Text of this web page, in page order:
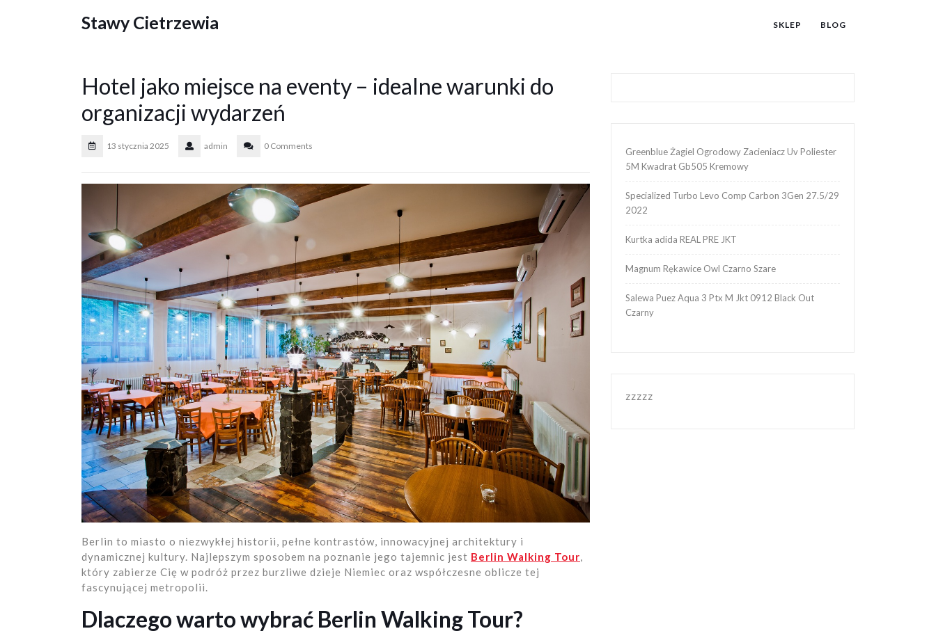
Stawy Cietrzewia SKLEP BLOG
Hotel jako miejsce na eventy – idealne warunki do
organizacji wydarzeń
13 stycznia 2025 admin 0 Comments
Berlin to miasto o niezwykłej historii, pełne kontrastów, innowacyjnej architektury i
dynamicznej kultury. Najlepszym sposobem na poznanie jego tajemnic jest Berlin Walking Tour,
który zabierze Cię w podróż przez burzliwe dzieje Niemiec oraz współczesne oblicze tej
fascynującej metropolii.
Dlaczego warto wybrać Berlin Walking Tour?
Greenblue Żagiel Ogrodowy Zacieniacz Uv Poliester
5M Kwadrat Gb505 Kremowy
Specialized Turbo Levo Comp Carbon 3Gen 27.5/29
2022
Kurtka adida REAL PRE JKT
Magnum Rękawice Owl Czarno Szare
Salewa Puez Aqua 3 Ptx M Jkt 0912 Black Out
Czarny
zzzzz